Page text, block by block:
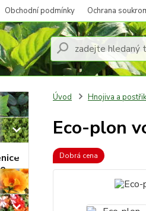
Obchodní podmínky Ochrana
Úvod Hnojiva a
Eco-plon
Dobrá cena